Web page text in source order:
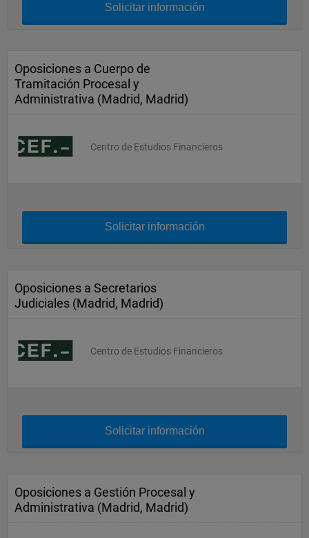
Solicitar información
Oposiciones a Cuerpo de
Tramitación Procesal y
Administrativa (Madrid, Madrid)
Centro de Estudios Financieros
Solicitar información
Oposiciones a Secretarios
Judiciales (Madrid, Madrid)
Centro de Estudios Financieros
Solicitar información
Oposiciones a Gestión Procesal y
Administrativa (Madrid, Madrid)